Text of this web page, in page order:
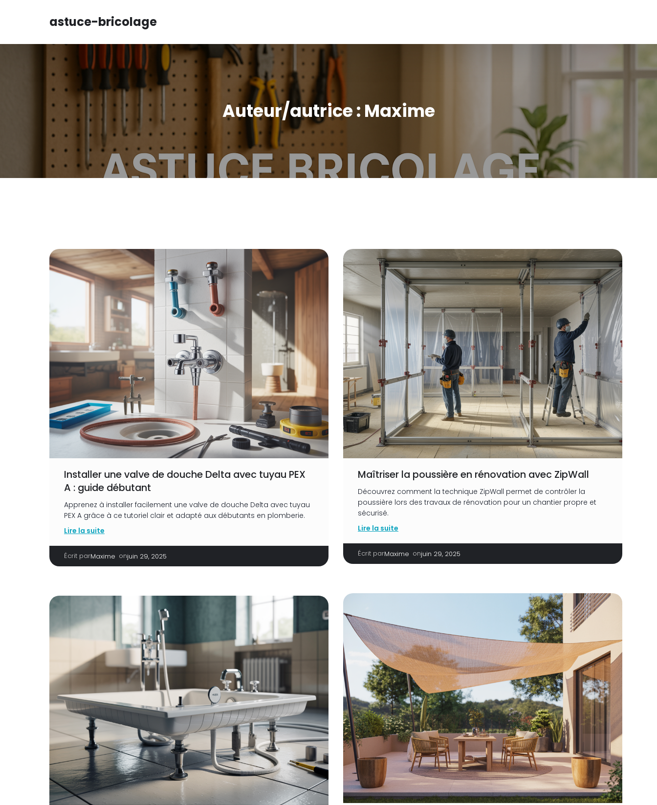
astuce-bricolage
Auteur/autrice : Maxime
Installer une valve de douche Delta avec tuyau PEX
A : guide débutant
Apprenez à installer facilement une valve de douche Delta avec tuyau
PEX A grâce à ce tutoriel clair et adapté aux débutants en plomberie.
Lire la suite
Écrit parMaxime onjuin 29, 2025
Maîtriser la poussière en rénovation avec ZipWall
Découvrez comment la technique ZipWall permet de contrôler la
poussière lors des travaux de rénovation pour un chantier propre et
sécurisé.
Lire la suite
Écrit parMaxime onjuin 29, 2025